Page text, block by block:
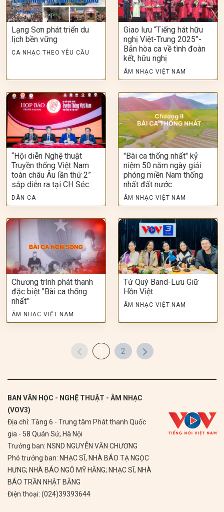
Lạng Sơn phát triển du
lịch bền vững
CA NHẠC THEO YÊU CẦU
Giao lưu “Tiếng hát hữu
nghị Việt-Trung 2025”-
Bản hòa ca về tình đoàn
kết, hữu nghị
ÂM NHẠC VIỆT NAM
“Hội diễn Nghệ thuật
Truyền thống Việt Nam
toàn châu Âu lần thứ 2”
sắp diễn ra tại CH Séc
DÂN CA
"Bài ca thống nhất" kỷ
niệm 50 năm ngày giải
phóng miền Nam thống
nhất đất nước
ÂM NHẠC VIỆT NAM
Chương trình phát thanh
đặc biệt "Bài ca thống
nhất"
ÂM NHẠC VIỆT NAM
Tứ Quý Band-Lưu Giữ
Hồn Việt
ÂM NHẠC VIỆT NAM
1 2
BAN VĂN HỌC - NGHỆ THUẬT - ÂM NHẠC
(VOV3)
Địa chỉ: Tầng 6 - Trung tâm Phát thanh Quốc
gia - 58 Quán Sứ, Hà Nội
Trưởng ban: NSND NGUYỄN VĂN CHƯƠNG
Phó trưởng ban: NHẠC SĨ, NHÀ BÁO TẠ NGỌC
HƯNG; NHÀ BÁO NGÔ MỸ HẰNG; NHẠC SĨ, NHÀ
BÁO TRẦN NHẬT BẰNG
Điện thoại: (024)39393644